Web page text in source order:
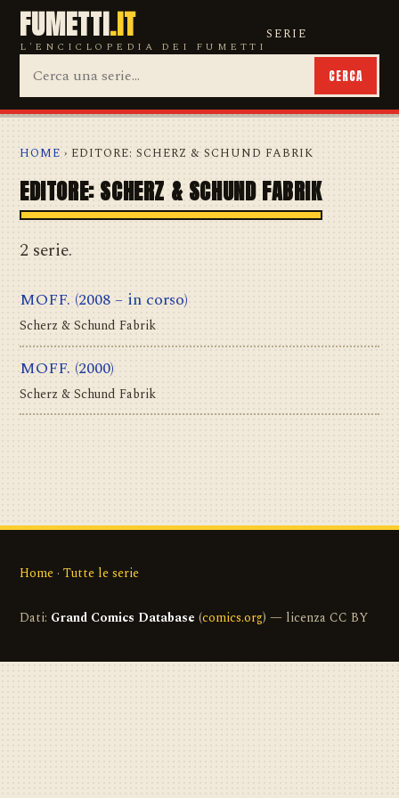
FUMETTI.IT
L'ENCICLOPEDIA DEI FUMETTI
SERIE
CERCA
HOME › EDITORE: SCHERZ & SCHUND FABRIK
EDITORE: SCHERZ & SCHUND FABRIK
2 serie.
MOFF. (2008 – in corso)
Scherz & Schund Fabrik
MOFF. (2000)
Scherz & Schund Fabrik
Home · Tutte le serie
Dati: Grand Comics Database (comics.org) — licenza CC BY